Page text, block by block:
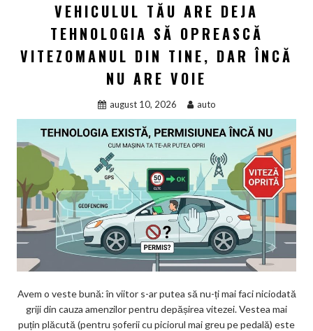
VEHICULUL TĂU ARE DEJA
TEHNOLOGIA SĂ OPREASCĂ
VITEZOMANUL DIN TINE, DAR ÎNCĂ
NU ARE VOIE
august 10, 2026 auto
Avem o veste bună: în viitor s-ar putea să nu-ți mai faci niciodată
griji din cauza amenzilor pentru depășirea vitezei. Vestea mai
puțin plăcută (pentru șoferii cu piciorul mai greu pe pedală) este